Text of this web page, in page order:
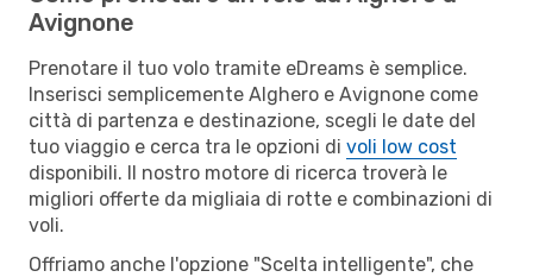
Avignone
Prenotare il tuo volo tramite eDreams è semplice.
Inserisci semplicemente Alghero e Avignone come
città di partenza e destinazione, scegli le date del
tuo viaggio e cerca tra le opzioni di voli low cost
disponibili. Il nostro motore di ricerca troverà le
migliori offerte da migliaia di rotte e combinazioni di
voli.
Offriamo anche l'opzione "Scelta intelligente", che